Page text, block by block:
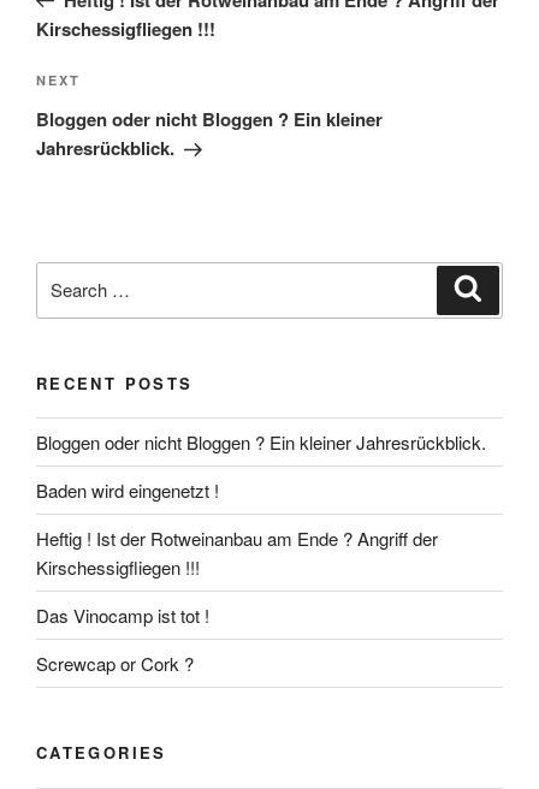
Kirschessigfliegen !!!
Next
Post
NEXT
Bloggen oder nicht Bloggen ? Ein kleiner
Jahresrückblick.
for:
RECENT POSTS
Bloggen oder nicht Bloggen ? Ein kleiner Jahresrückblick.
Baden wird eingenetzt !
Heftig ! Ist der Rotweinanbau am Ende ? Angriff der
Kirschessigfliegen !!!
Das Vinocamp ist tot !
Screwcap or Cork ?
CATEGORIES